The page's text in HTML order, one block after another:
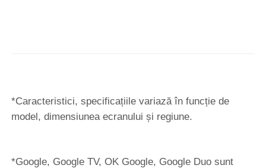
*Caracteristici, specificațiile variază în funcție de
model, dimensiunea ecranului și regiune.
*Google, Google TV, OK Google, Google Duo sunt